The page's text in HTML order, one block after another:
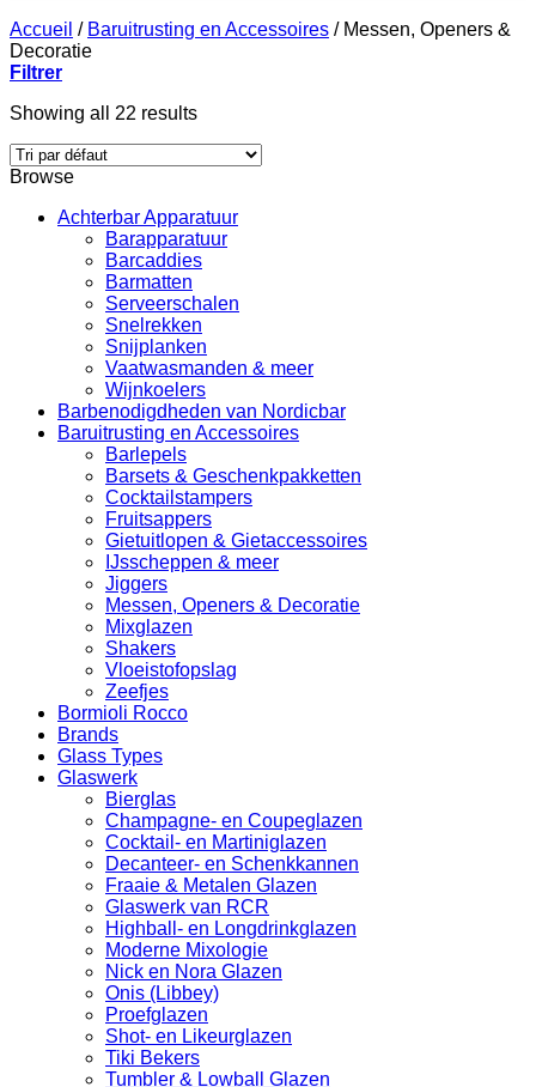
Accueil / Baruitrusting en Accessoires /Messen, Openers &
Decoratie
Filtrer
Showing all 22 results
Browse
Achterbar Apparatuur
Barapparatuur
Barcaddies
Barmatten
Serveerschalen
Snelrekken
Snijplanken
Vaatwasmanden & meer
Wijnkoelers
Barbenodigdheden van Nordicbar
Baruitrusting en Accessoires
Barlepels
Barsets & Geschenkpakketten
Cocktailstampers
Fruitsappers
Gietuitlopen & Gietaccessoires
IJsscheppen & meer
Jiggers
Messen, Openers & Decoratie
Mixglazen
Shakers
Vloeistofopslag
Zeefjes
Bormioli Rocco
Brands
Glass Types
Glaswerk
Bierglas
Champagne- en Coupeglazen
Cocktail- en Martiniglazen
Decanteer- en Schenkkannen
Fraaie & Metalen Glazen
Glaswerk van RCR
Highball- en Longdrinkglazen
Moderne Mixologie
Nick en Nora Glazen
Onis (Libbey)
Proefglazen
Shot- en Likeurglazen
Tiki Bekers
Tumbler & Lowball Glazen